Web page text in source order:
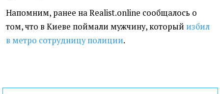
Напомним, ранее на Realist.online сообщалось о
том, что в Киеве поймали мужчину, который избил
в метро сотрудницу полиции.